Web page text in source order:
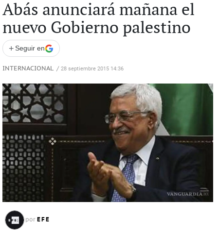
Abás anunciará mañana el
nuevo Gobierno palestino
+ Seguir en
INTERNACIONAL / 28 septiembre 2015 14:36
por EFE